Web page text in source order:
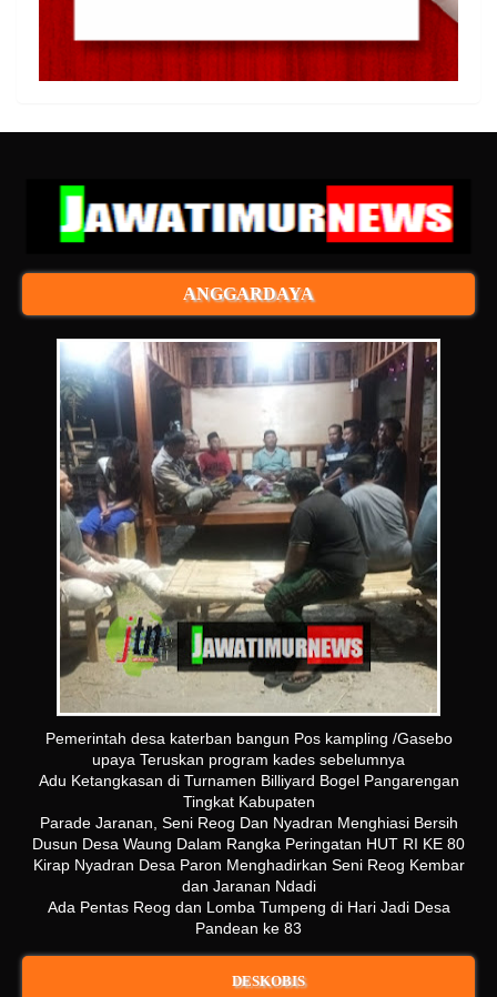
ANGGARDAYA
Pemerintah desa katerban bangun Pos kampling /Gasebo
upaya Teruskan program kades sebelumnya
Adu Ketangkasan di Turnamen Billiyard Bogel Pangarengan
Tingkat Kabupaten
Parade Jaranan, Seni Reog Dan Nyadran Menghiasi Bersih
Dusun Desa Waung Dalam Rangka Peringatan HUT RI KE 80
Kirap Nyadran Desa Paron Menghadirkan Seni Reog Kembar
dan Jaranan Ndadi
Ada Pentas Reog dan Lomba Tumpeng di Hari Jadi Desa
Pandean ke 83
DESKOBIS